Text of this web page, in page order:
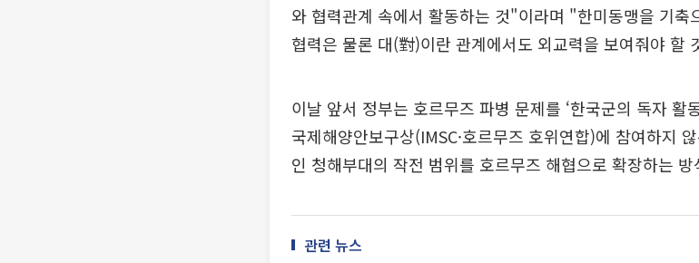
와 협력관계 속에서 활동하는 것"이라며 "한미동맹을 기축
협력은 물론 대(對)이란 관계에서도 외교력을 보여줘야 할
이날 앞서 정부는 호르무즈 파병 문제를 ‘한국군의 독자 활
국제해양안보구상(IMSC·호르무즈 호위연합)에 참여하지
인 청해부대의 작전 범위를 호르무즈 해협으로 확장하는 방
관련 뉴스